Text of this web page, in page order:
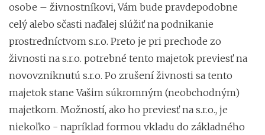
osobe – živnostníkovi, Vám bude pravdepodobne
celý alebo sčasti naďalej slúžiť na podnikanie
prostredníctvom s.r.o. Preto je pri prechode zo
živnosti na s.r.o. potrebné tento majetok previesť na
novovzniknutú s.r.o. Po zrušení živnosti sa tento
majetok stane Vašim súkromným (neobchodným)
majetkom. Možností, ako ho previesť na s.r.o., je
niekoľko - napríklad formou vkladu do základného